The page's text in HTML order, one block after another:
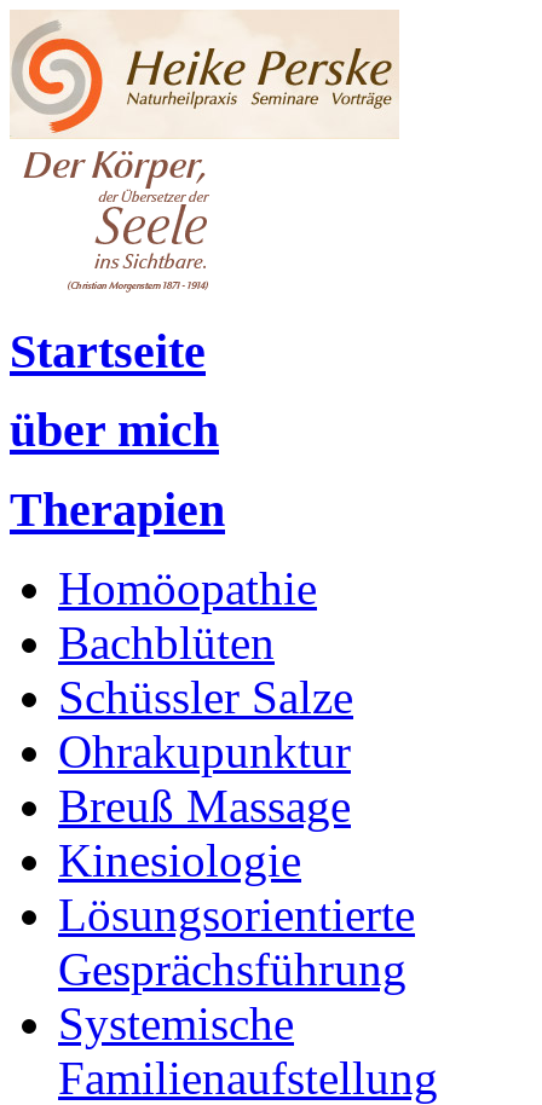
Startseite
über mich
Therapien
Homöopathie
Bachblüten
Schüssler Salze
Ohrakupunktur
Breuß Massage
Kinesiologie
Lösungsorientierte
Gesprächsführung
Systemische
Familienaufstellung